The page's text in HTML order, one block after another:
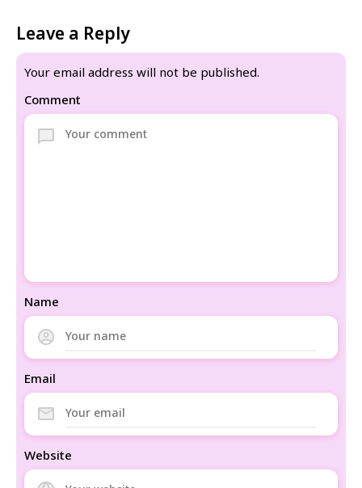
Leave a Reply
Your email address will not be published.
Comment
Name
Email
Website